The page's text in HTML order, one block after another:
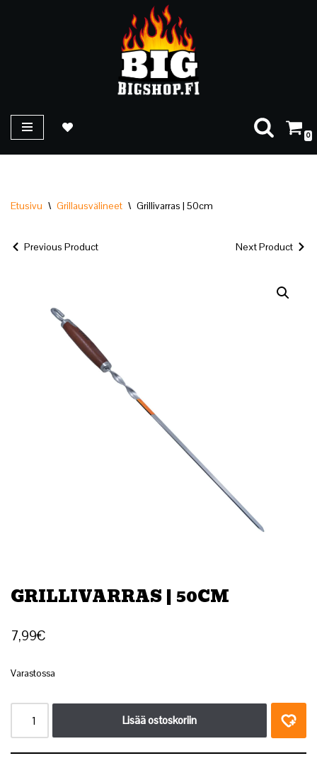
0
Etusivu \ Grillausvälineet \ Grillivarras | 50cm
Previous Product Next Product
GRILLIVARRAS | 50CM
7,99€
Varastossa
Lisää ostoskoriin